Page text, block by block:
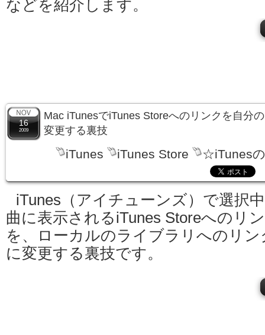
などを紹介します。
16
2009
Mac iTunesでiTunes Storeへのリンクを自分
変更する裏技
iTunes iTunes Store ☆iTunes
iTunes（アイチューンズ）で選択
曲に表示されるiTunes Storeへのリ
を、ローカルのライブラリへのリン
に変更する裏技です。